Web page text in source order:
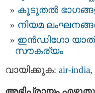
കൂടുതൽ
നിയമ
ഇന്‍ഡിഗോ
സൗകര്യം
വായിക്കുക: air-india,